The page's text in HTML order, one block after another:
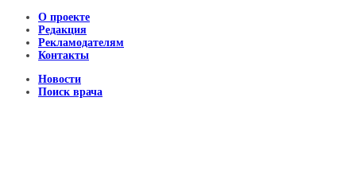
О проекте
Редакция
Рекламодателям
Контакты
Новости
Поиск врача